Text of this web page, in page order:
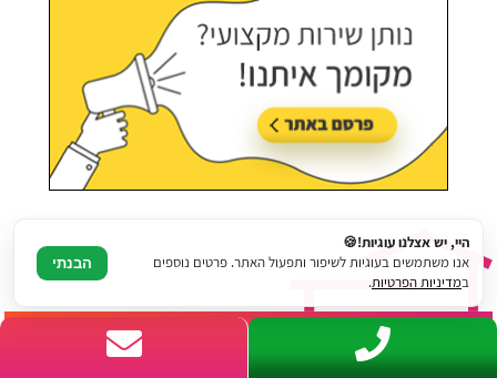
היי, יש אצלנו עוגיות!🍪
אנו משתמשים בעוגיות לשיפור ותפעול האתר. פרטים נוספים
במדיניות הפרטיות.
הבנתי